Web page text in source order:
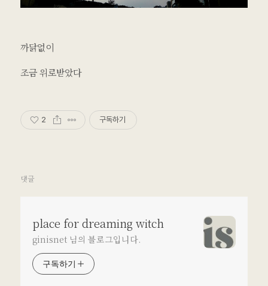
까닭없이
조금 위로받았다
2 구독하기
댓글
place for dreaming witch
ginisnet 님의 블로그입니다.
구독하기